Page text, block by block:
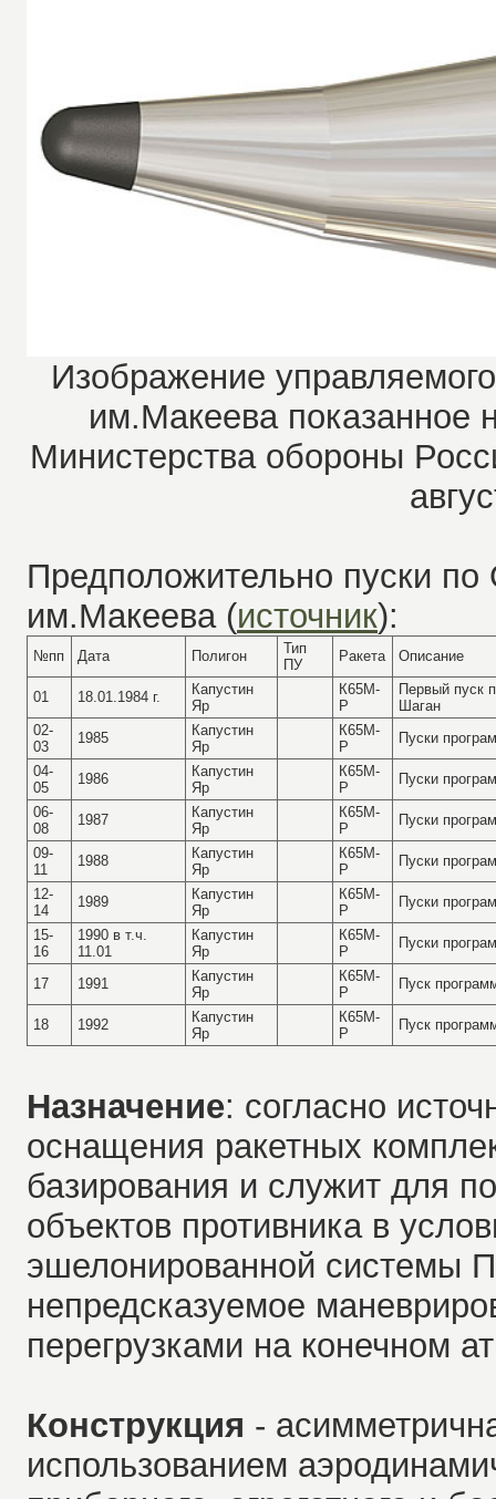
Изображение
им.Макеева показанное
Министерства обороны
Предположительно пуски
им.Макеева (источник):
№пп Дата Полигон
Тип
ПУ
Ракета Описание
01 18.01.1984 г.
Капустин
Яр
К65М-
Р
Первый пуск
Шаган
02-
03
1985
Капустин
Яр
К65М-
Р
Пуски
04-
05
1986
Капустин
Яр
К65М-
Р
Пуски
06-
08
1987
Капустин
Яр
К65М-
Р
Пуски
09-
11
1988
Капустин
Яр
К65М-
Р
Пуски
12-
14
1989
Капустин
Яр
К65М-
Р
Пуски
15-
16
1990 в т.ч.
11.01
Капустин
Яр
К65М-
Р
Пуски
17 1991
Капустин
Яр
К65М-
Р
Пуск
18 1992
Капустин
Яр
К65М-
Р
Пуск
Назначение: согласно
оснащения ракетных
базирования и служит для
объектов противника в
эшелонированной системы
непредсказуемое
перегрузками на конечном
Конструкция -
использованием